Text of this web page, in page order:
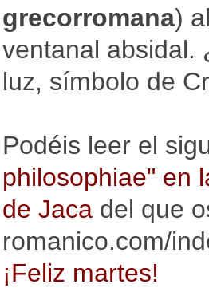
grecorromana)
ventanal absidal.
luz, símbolo de
Podéis leer el
philosophiae" en
de Jaca del que
romanico.com/
¡Feliz martes!